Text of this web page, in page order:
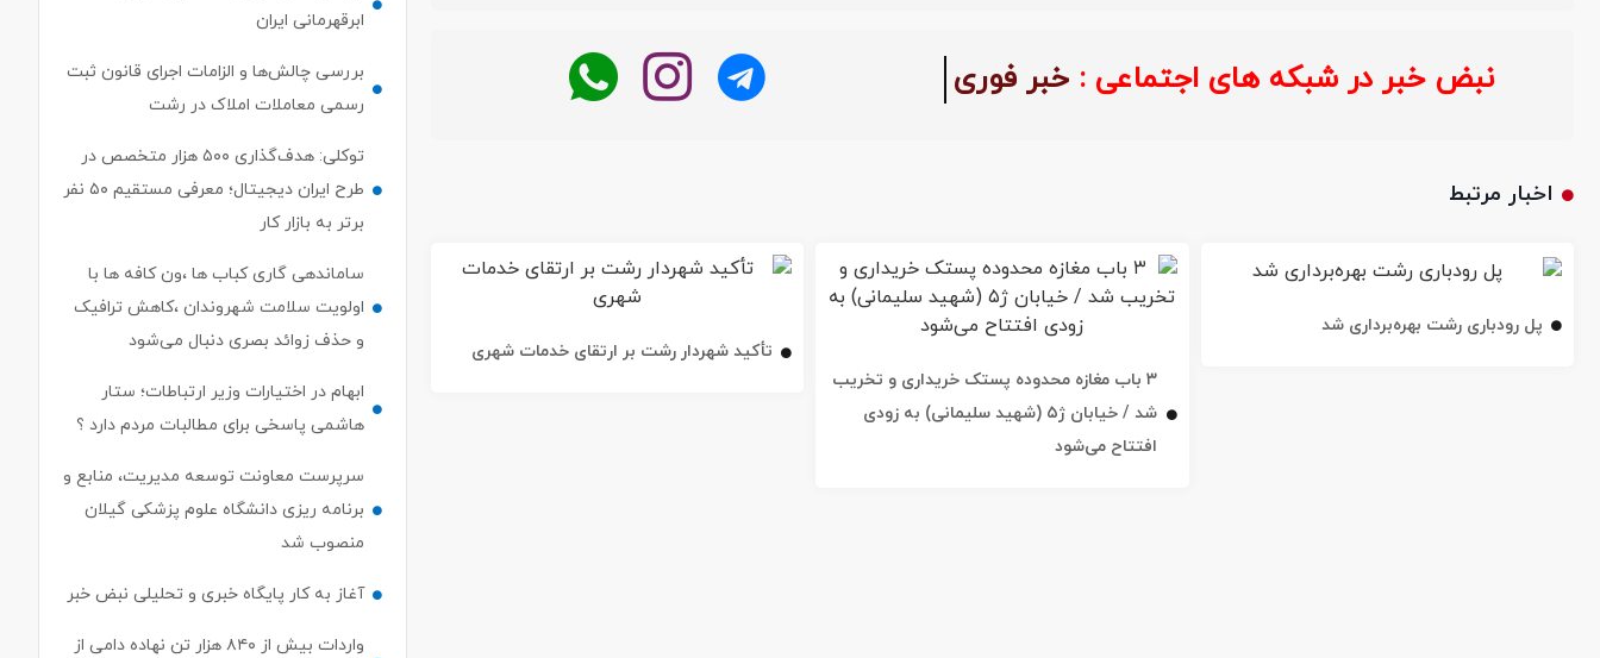
نبض خبر در شبکه های اجتماعی : خبر فوری
اخبار مرتبط
پل رودباری رشت بهره‌برداری شد
۳ باب مغازه محدوده پستک خریداری و تخریب
شد / خیابان ژ۵ (شهید سلیمانی) به زودی
افتتاح می‌شود
تأکید شهردار رشت بر ارتقای خدمات شهری
ابرقهرمانی ایران
بررسی چالش‌ها و الزامات اجرای قانون ثبت
رسمی معاملات املاک در رشت
توکلی: هدف‌گذاری ۵۰۰ هزار متخصص در
طرح ایران دیجیتال؛ معرفی مستقیم ۵۰ نفر
برتر به بازار کار
ساماندهی گاری کباب ها ،ون کافه ها با
اولویت سلامت شهروندان ،کاهش ترافیک
و حذف زوائد بصری دنبال می‌شود
ابهام در اختیارات وزیر ارتباطات؛ ستار
هاشمی پاسخی برای مطالبات مردم دارد ؟
سرپرست معاونت توسعه مدیریت، منابع و
برنامه ریزی دانشگاه علوم پزشکی گیلان
منصوب شد
آغاز به کار پایگاه خبری و تحلیلی نبض خبر
واردات بیش از ۸۴۰ هزار تن نهاده دامی از